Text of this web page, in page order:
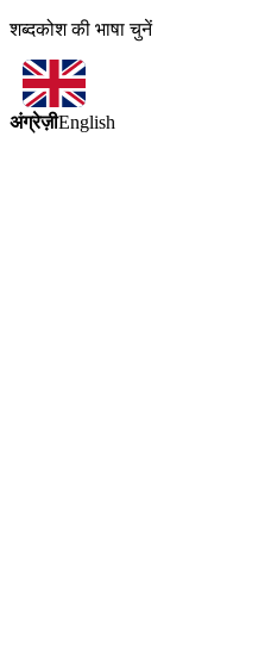
शब्दकोश की भाषा चुनें
अंग्रेज़ीEnglish